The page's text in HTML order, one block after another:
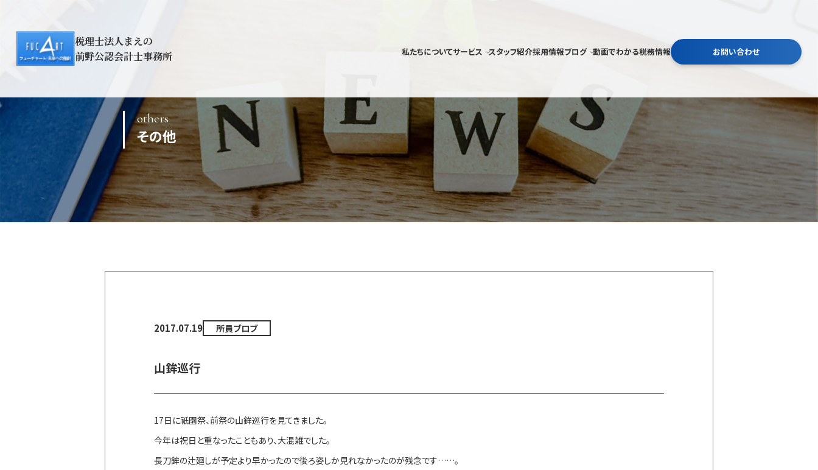
税理士法人まえの
前野公認会計士事務所
私たちについてサービス スタッフ紹介採用情報ブログ 動画でわかる税務情報 お問い合わせ
others
その他
2017.07.19 所員ブロブ
山鉾巡行
17日に祇園祭、前祭の山鉾巡行を見てきました。
今年は祝日と重なったこともあり、大混雑でした。
長刀鉾の辻廻しが予定より早かったので後ろ姿しか見れなかったのが残念です……。